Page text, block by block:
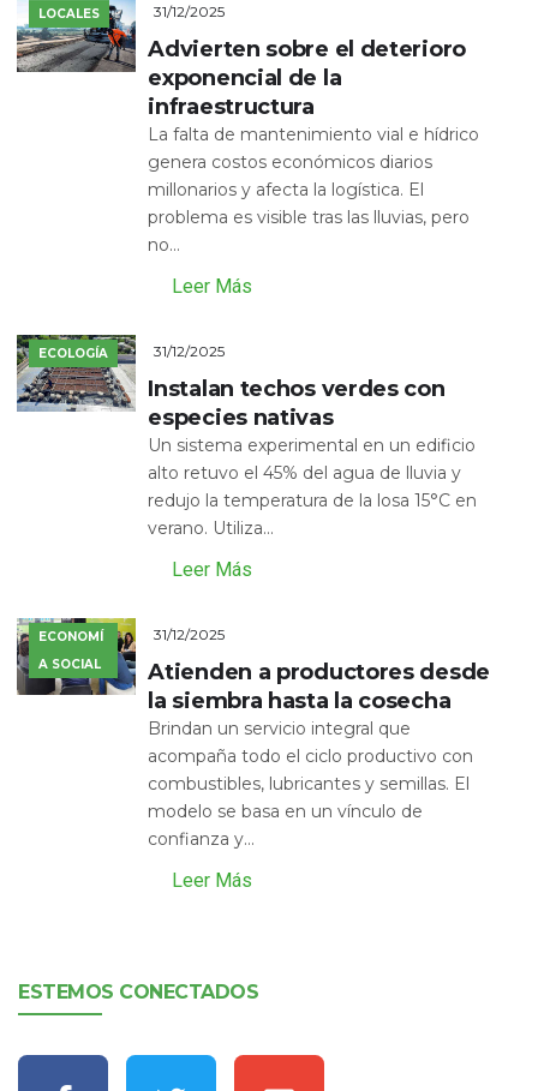
LOCALES 31/12/2025
Advierten sobre el deterioro
exponencial de la
infraestructura
La falta de mantenimiento vial e hídrico
genera costos económicos diarios
millonarios y afecta la logística. El
problema es visible tras las lluvias, pero
no...
Leer Más
ECOLOGÍA 31/12/2025
Instalan techos verdes con
especies nativas
Un sistema experimental en un edificio
alto retuvo el 45% del agua de lluvia y
redujo la temperatura de la losa 15°C en
verano. Utiliza...
Leer Más
ECONOMÍ
A SOCIAL
31/12/2025
Atienden a productores desde
la siembra hasta la cosecha
Brindan un servicio integral que
acompaña todo el ciclo productivo con
combustibles, lubricantes y semillas. El
modelo se basa en un vínculo de
confianza y...
Leer Más
ESTEMOS CONECTADOS